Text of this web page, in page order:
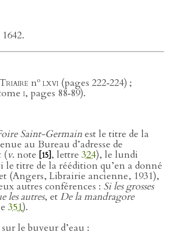
Triaire no lxvi (pages 222‑224) ;
i, pages 88‑89).
Saint-Germainest le titre de la
au Bureau d’adresse de
(v. note [15] , lettre 324), le lundi
le titre de la réédition qu’en a donné
(Angers, Librairie ancienne, 1931),
autres conférences : Si les grosses
les autres, etDe la mandragore
351).
le buveur d’eau :